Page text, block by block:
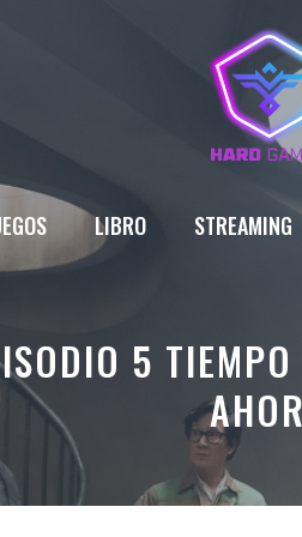
LIBRO STREAMING
5